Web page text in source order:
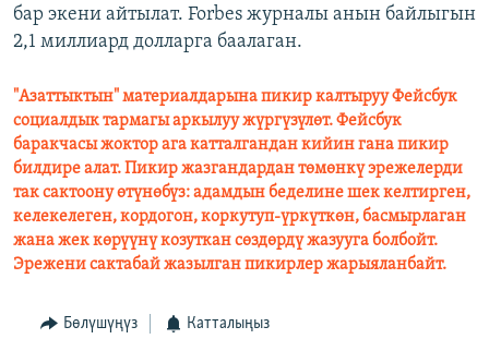
бар экени айтылат. Forbes журналы анын байлыгын
2,1 миллиард долларга баалаган.
"Азаттыктын" материалдарына пикир калтыруу Фейсбук
социалдык тармагы аркылуу жүргүзүлөт. Фейсбук
баракчасы жоктор ага катталгандан кийин гана пикир
билдире алат. Пикир жазгандардан төмөнкү эрежелерди
так сактоону өтүнөбүз: адамдын беделине шек келтирген,
келекелеген, кордогон, коркутуп-үркүткөн, басмырлаган
жана жек көрүүнү козуткан сөздөрдү жазууга болбойт.
Эрежени сактабай жазылган пикирлер жарыяланбайт.
Бөлүшүңүз Катталыңыз